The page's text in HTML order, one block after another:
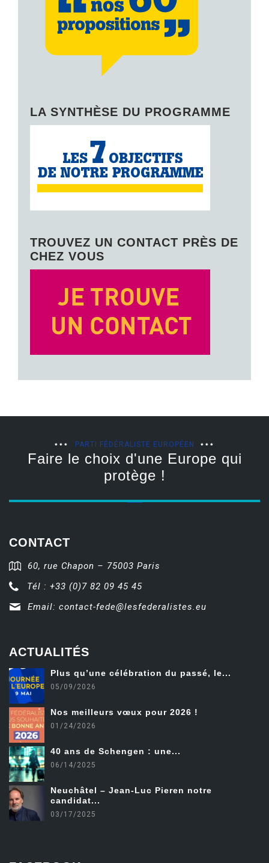
LA SYNTHÈSE DU PROGRAMME
TROUVEZ UN CONTACT PRÈS DE
CHEZ VOUS
PARTI FÉDÉRALISTE EUROPÉEN
Faire le choix d'une Europe qui
protège !
CONTACT
60, rue Chapon – 75003 Paris
Tél : +33 (0)7 82 09 45 45
Email: contact-fede@lesfederalistes.eu
ACTUALITÉS
Plus qu’une célébration du passé, le...
05/09/2026
Nos meilleurs vœux pour 2026 !
01/24/2026
40 ans de Schengen : une...
06/14/2025
Neuchâtel – Jean-Luc Pieren notre
candidat...
03/17/2025